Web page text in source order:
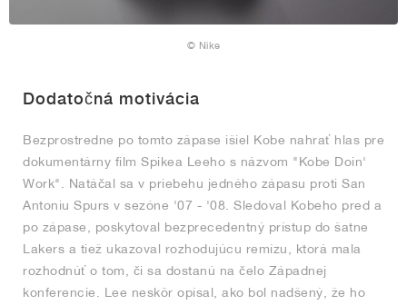
© Nike
Dodatočná motivácia
Bezprostredne po tomto zápase išiel Kobe nahrať hlas pre
dokumentárny film Spikea Leeho s názvom "Kobe Doin'
Work". Natáčal sa v priebehu jedného zápasu proti San
Antoniu Spurs v sezóne '07 - '08. Sledoval Kobeho pred a
po zápase, poskytoval bezprecedentný prístup do šatne
Lakers a tiež ukazoval rozhodujúcu remízu, ktorá mala
rozhodnúť o tom, či sa dostanú na čelo Západnej
konferencie. Lee neskôr opísal, ako bol nadšený, že ho